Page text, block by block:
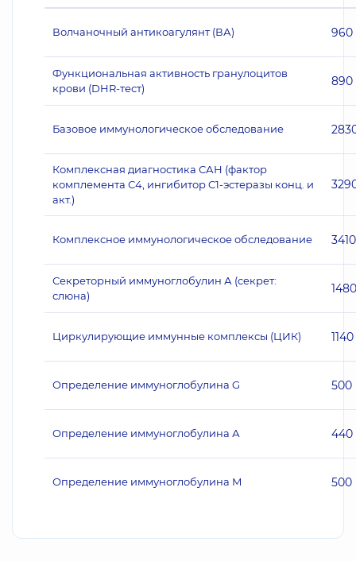
Волчаночный антикоагулянт (ВА) 960
Функциональная активность гранулоцитов
крови (DHR-тест)
890
Базовое иммунологическое обследование
Комплексная диагностика САН (фактор
комплемента С4, ингибитор C1-эстеразы конц. и
акт.)
Комплексное иммунологическое обследование 3410
Секреторный иммуноглобулин А (секрет:
слюна)
1480
Циркулирующие иммунные комплексы (ЦИК) 1140
Определение иммуноглобулина G 500
Определение иммуноглобулина А 440
Определение иммуноглобулина М 500